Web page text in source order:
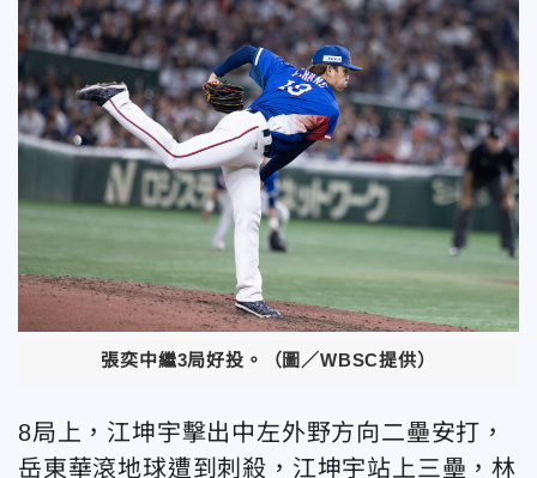
張奕中繼3局好投。（圖／WBSC提供）
8局上，江坤宇擊出中左外野方向二壘安打，
岳東華滾地球遭到刺殺，江坤宇站上三壘，林